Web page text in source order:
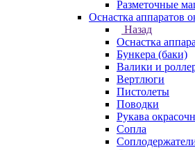
Разметочные
Оснастка аппаратов
Назад
Оснастка
Бункера (баки)
Валики и
Вертлюги
Пистолеты
Поводки
Рукава
Сопла